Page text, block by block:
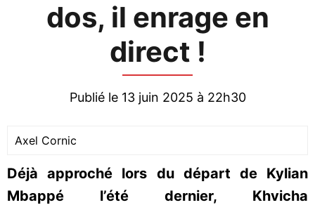
dos, il enrage en
direct !
Publié le 13 juin 2025 à 22h30
Axel Cornic
Déjà approché lors du départ de Kylian
Mbappé l’été dernier, Khvicha